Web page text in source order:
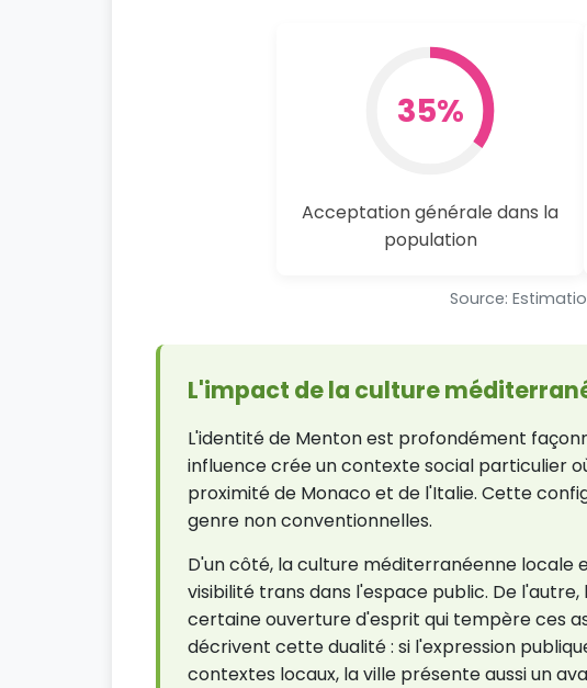
35%
Acceptation générale dans la
population
Source:
L'impact de la culture
L'identité de Menton est profondément
influence crée un contexte social particulier
proximité de Monaco et de l'Italie. Cette
genre non conventionnelles.
D'un côté, la culture méditerranéenne locale
visibilité trans dans l'espace public. De
certaine ouverture d'esprit qui tempère ces
décrivent cette dualité : si l'expression
contextes locaux, la ville présente aussi un